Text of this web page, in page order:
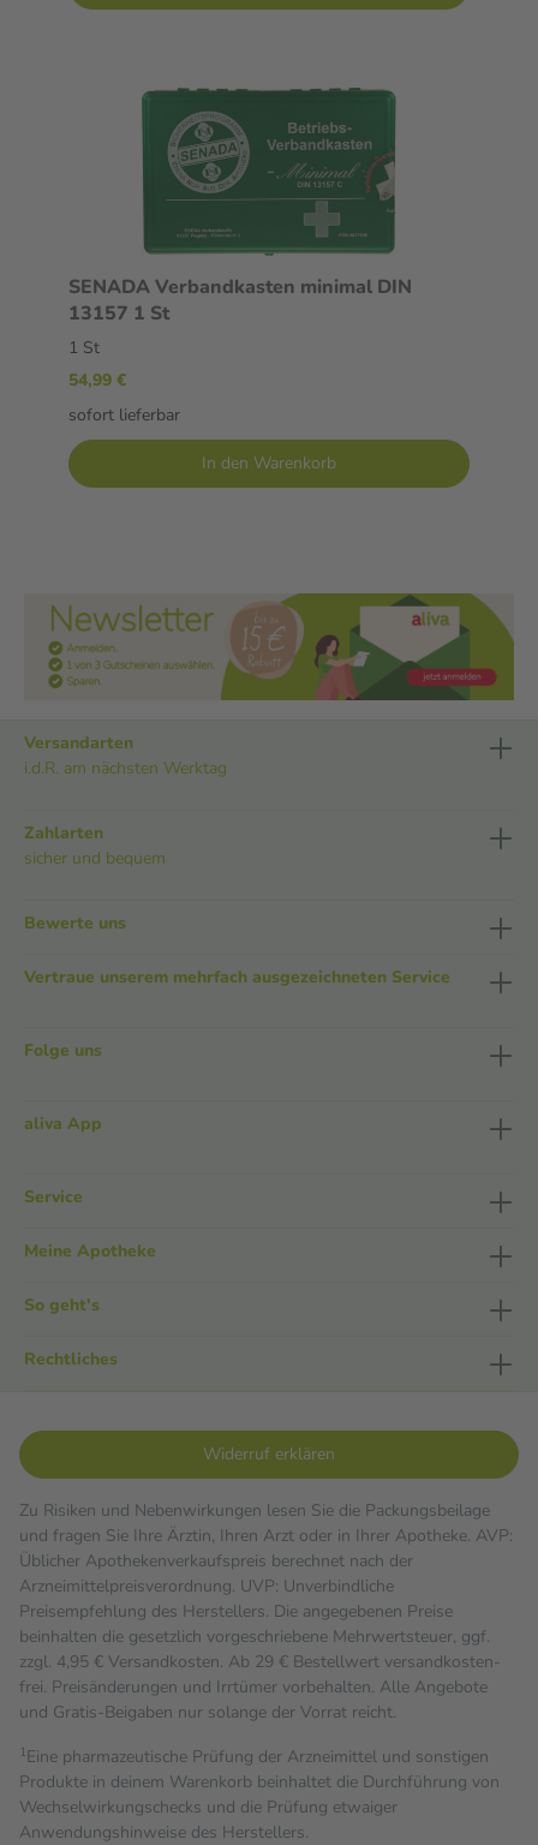
SENADA Verbandkasten minimal DIN
13157 1 St
1 St
54,99 €
sofort lieferbar
In den Warenkorb
Versandarten
i.d.R. am nächsten Werktag
Zahlarten
sicher und bequem
Bewerte uns
Vertraue unserem mehrfach ausgezeichneten Service
Folge uns
aliva App
Service
Meine Apotheke
So geht's
Rechtliches
Widerruf erklären
Zu Risiken und Nebenwirkungen lesen Sie die Packungsbeilage
und fragen Sie Ihre Ärztin, Ihren Arzt oder in Ihrer Apotheke. AVP:
Üblicher Apothekenverkaufspreis berechnet nach der
Arzneimittelpreisverordnung. UVP: Unverbindliche
Preisempfehlung des Herstellers. Die angegebenen Preise
beinhalten die gesetzlich vorgeschriebene Mehrwertsteuer, ggf.
zzgl. 4,95 € Versandkosten. Ab 29 € Bestell­wert versand­kosten­
frei. Preisänderungen und Irrtümer vorbehalten. Alle Angebote
und Gratis-Beigaben nur solange der Vorrat reicht.
1Eine pharmazeutische Prüfung der Arzneimittel und sonstigen
Produkte in deinem Warenkorb beinhaltet die Durchführung von
Wechselwirkungschecks und die Prüfung etwaiger
Anwendungshinweise des Herstellers.